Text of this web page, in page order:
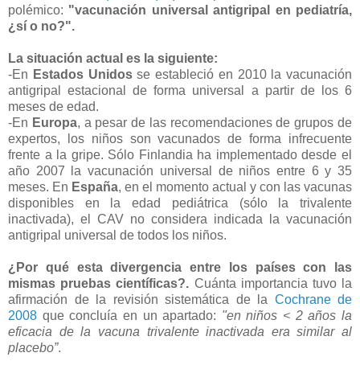
polémico: "vacunación universal antigripal en pediatría,
¿sí o no?".
La situación actual es la siguiente:
-En Estados Unidosse estableció en 2010 la vacunación
antigripal estacional de forma universal a partir de los 6
meses de edad.
-En Europa, a pesar de las recomendaciones de grupos de
expertos, los niños son vacunados de forma infrecuente
frente a la gripe. Sólo Finlandia ha implementado desde el
año 2007 la vacunación universal de niños entre 6 y 35
meses. En España, en el momento actual y con las vacunas
disponibles en la edad pediátrica (sólo la trivalente
inactivada), el CAV no considera indicada la vacunación
antigripal universal de todos los niños.
¿Por qué esta divergencia entre los países con las
mismas pruebas científicas?. Cuánta importancia tuvo la
afirmación de la revisión sistemática de la Cochrane de
2008 que concluía en un apartado: "en niños < 2 años la
eficacia de la vacuna trivalente inactivada era similar al
placebo”.